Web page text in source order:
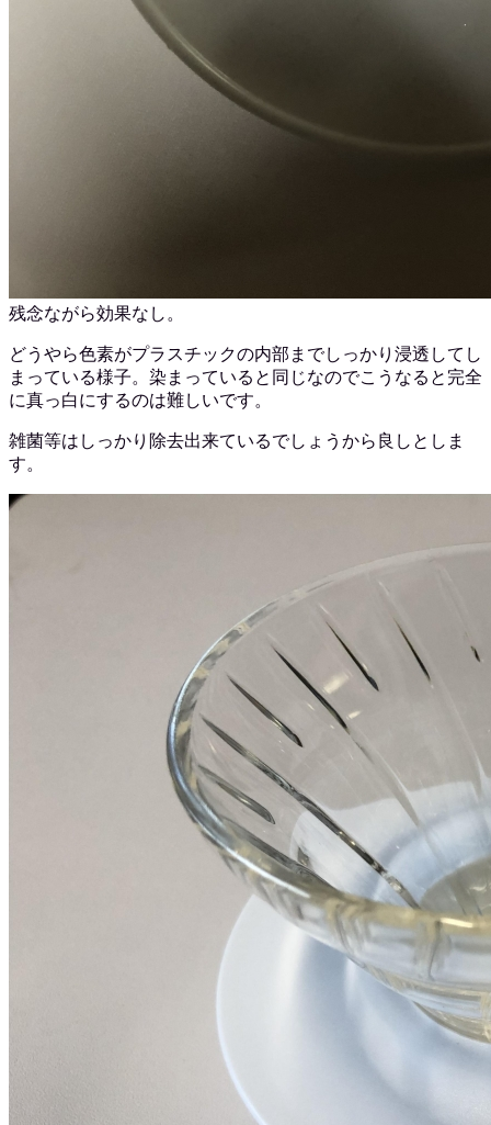
残念ながら効果なし。
どうやら色素がプラスチックの内部までしっかり浸透してし
まっている様子。染まっていると同じなのでこうなると完全
に真っ白にするのは難しいです。
雑菌等はしっかり除去出来ているでしょうから良しとしま
す。